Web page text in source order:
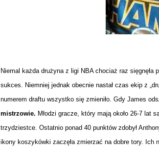
Niemal każda drużyna z ligi NBA chociaż raz
sukces. Niemniej jednak obecnie nastał czas ekip z
numerem draftu wszystko się zmieniło. Gdy James
mistrzowie. Młodzi gracze, który mają około 26-7 lat
trzydziestce. Ostatnio ponad 40 punktów zdobył
ikony koszykówki zaczęła zmierzać na dobre tory.